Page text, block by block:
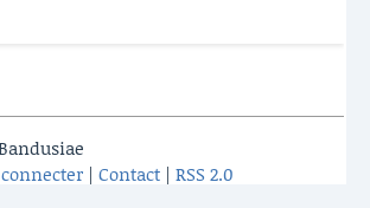
| Contact | RSS 2.0